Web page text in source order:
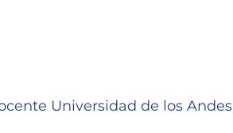
Universidad de los